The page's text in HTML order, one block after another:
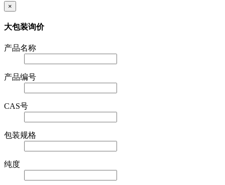
×
大包装询价
产品名称
产品编号
CAS号
包装规格
纯度